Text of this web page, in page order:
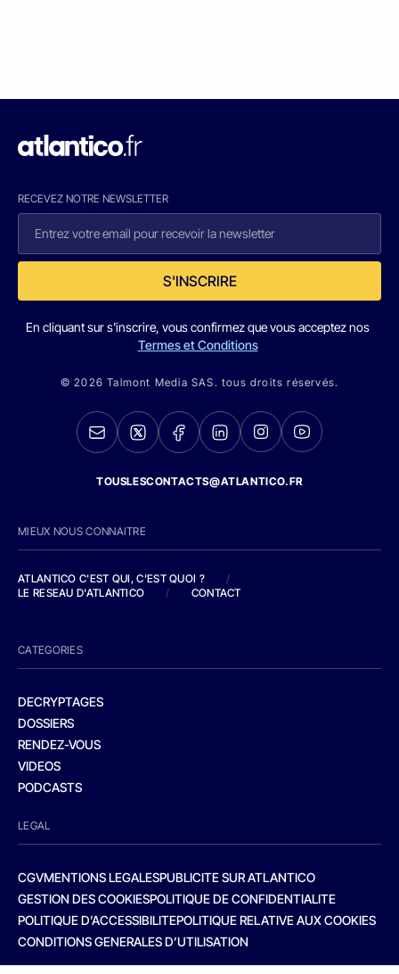
RECEVEZ NOTRE NEWSLETTER
S'INSCRIRE
En cliquant sur s'inscrire, vous confirmez que vous acceptez nos
Termes et Conditions
© 2026 Talmont Media SAS. tous droits réservés.
TOUSLESCONTACTS@ATLANTICO.FR
MIEUX NOUS CONNAITRE
ATLANTICO C'EST QUI, C'EST QUOI ?
/
LE RESEAU D'ATLANTICO
/ CONTACT
CATEGORIES
DECRYPTAGES
DOSSIERS
RENDEZ-VOUS
VIDEOS
PODCASTS
LEGAL
CGVMENTIONS LEGALESPUBLICITE SUR ATLANTICO
GESTION DES COOKIESPOLITIQUE DE CONFIDENTIALITE
POLITIQUE D’ACCESSIBILITEPOLITIQUE RELATIVE AUX COOKIES
CONDITIONS GENERALES D’UTILISATION